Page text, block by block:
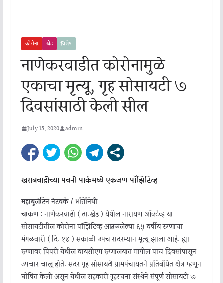
कोरोना खेड विशेष
नाणेकरवाडीत कोरोनामुळे
एकाचा मृत्यू, गृह सोसायटी ७
दिवसांसाठी केली सील
July 15, 2020 admin
खराबवाडीच्या पवनी पार्कमध्ये एकजण पॉझिटिव्ह
महाबुलेटिन नेटवर्क / प्रतिनिधी
चाकण :नाणेकरवाडी ( ता.खेड ) येथील नारायण ऑक्टेव्ह या
सोसायटीतील कोरोना पॉझिटिव्ह आढळलेल्या ६५ वर्षीय रुग्णाचा
मंगळवारी ( दि. १४ ) सकाळी उपचारादरम्यान मृत्यू झाला आहे. ह्या
रुग्णावर पिंपरी येथील वायसीएम रुग्णालयात मागील पाच दिवसांपासून
उपचार चालू होते. सदर गृह सोसायटी ग्रामपंचायतने प्रतिबंधित क्षेत्र म्हणून
घोषित केली असून येथील सहकारी गृहरचना संस्थेने संपूर्ण सोसायटी ७